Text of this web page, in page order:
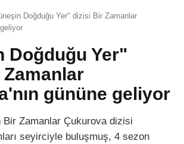
Doğduğu Yer" dizisi Bir Zamanlar
Doğduğu Yer"
gününe geliyor
Bir Zamanlar Çukurova dizisi
seyirciyle buluşmuş, 4 sezon